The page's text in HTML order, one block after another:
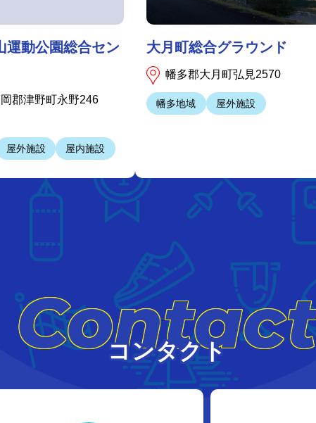
運動公園総合セン
郡津野町永野246
屋外施設 屋内施設
大月町総合グラウンド
幡多郡大月町弘見2570
幡多地域 屋外施設
コンタクト